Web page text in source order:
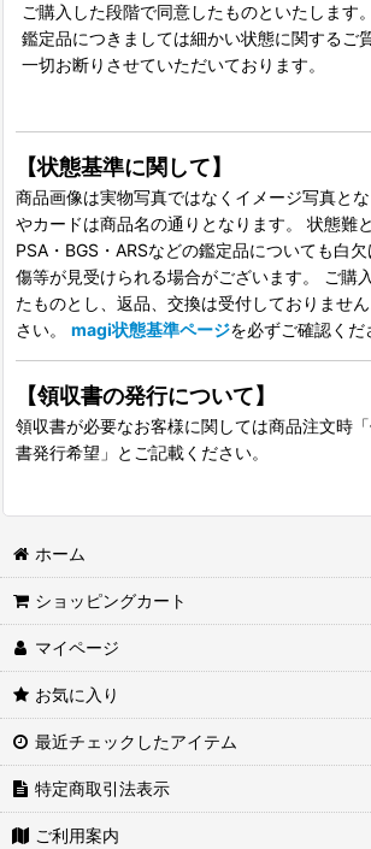
ご購入した段階で同意したものといたします。
鑑定品につきましては細かい状態に関するご
一切お断りさせていただいております。
【状態基準に関して】
商品画像は実物写真ではなくイメージ写真と
やカードは商品名の通りとなります。 状態難
PSA・BGS・ARSなどの鑑定品についても白
傷等が見受けられる場合がございます。 ご購
たものとし、返品、交換は受付しておりませ
さい。 magi状態基準ページを必ずご確認くだ
【領収書の発行について】
領収書が必要なお客様に関しては商品注文時
書発行希望」とご記載ください。
ホーム
ショッピングカート
マイページ
お気に入り
最近チェックしたアイテム
特定商取引法表示
ご利用案内